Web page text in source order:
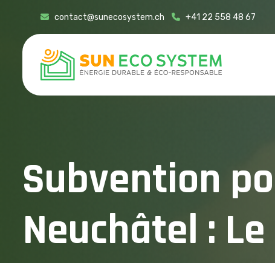
contact@sunecosystem.ch +41 22 558 48 67
Subvention po
Neuchâtel : Le